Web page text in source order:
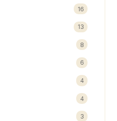
16
13
8
6
4
4
3